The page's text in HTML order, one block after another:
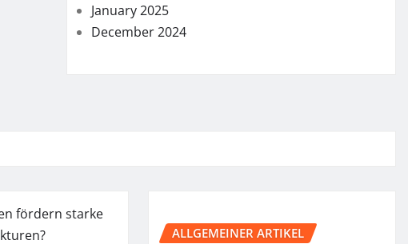
January 2025
December 2024
ALLGEMEINER ARTIKEL